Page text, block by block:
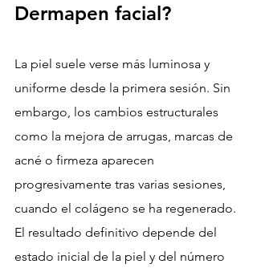
Dermapen facial?
La piel suele verse más luminosa y
uniforme desde la primera sesión. Sin
embargo, los cambios estructurales
como la mejora de arrugas, marcas de
acné o firmeza aparecen
progresivamente tras varias sesiones,
cuando el colágeno se ha regenerado.
El resultado definitivo depende del
estado inicial de la piel y del número